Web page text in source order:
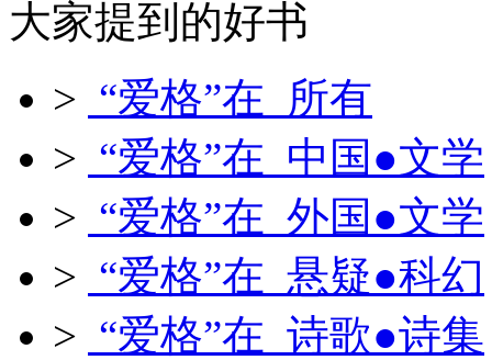
大家提到的好书
> “爱格”在 所有
> “爱格”在 中国●文学
> “爱格”在 外国●文学
> “爱格”在 悬疑●科幻
> “爱格”在 诗歌●诗集